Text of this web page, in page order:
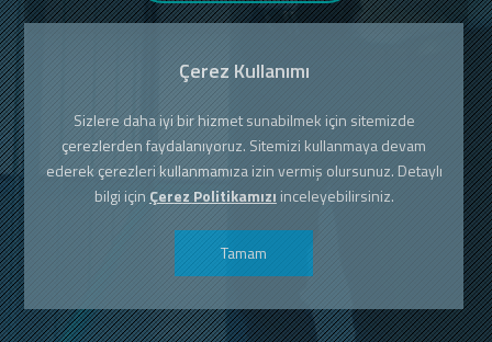
Çerez Kullanımı
Sizlere daha iyi bir hizmet sunabilmek için sitemizde
çerezlerden faydalanıyoruz. Sitemizi kullanmaya devam
ederek çerezleri kullanmamıza izin vermiş olursunuz. Detaylı
bilgi için Çerez Politikamızıinceleyebilirsiniz.
Tamam